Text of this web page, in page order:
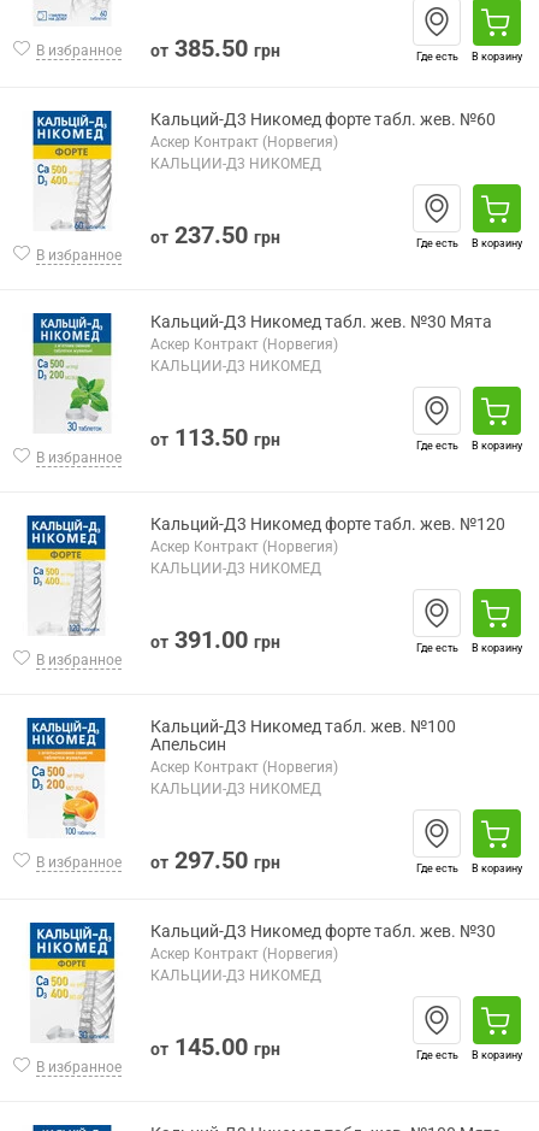
В избранное от 385.50 грн Где есть В корзину
В избранное
Кальций-Д3 Никомед форте табл. жев. №60
Аскер Контракт (Норвегия)
КАЛЬЦИЙ-Д3 НИКОМЕД
от 237.50 грн Где есть В корзину
В избранное
Кальций-Д3 Никомед табл. жев. №30 Мята
Аскер Контракт (Норвегия)
КАЛЬЦИЙ-Д3 НИКОМЕД
от 113.50 грн Где есть В корзину
В избранное
Кальций-Д3 Никомед форте табл. жев. №120
Аскер Контракт (Норвегия)
КАЛЬЦИЙ-Д3 НИКОМЕД
от 391.00 грн Где есть В корзину
В избранное
Кальций-Д3 Никомед табл. жев. №100
Апельсин
Аскер Контракт (Норвегия)
КАЛЬЦИЙ-Д3 НИКОМЕД
от 297.50 грн Где есть В корзину
В избранное
Кальций-Д3 Никомед форте табл. жев. №30
Аскер Контракт (Норвегия)
КАЛЬЦИЙ-Д3 НИКОМЕД
от 145.00 грн Где есть В корзину